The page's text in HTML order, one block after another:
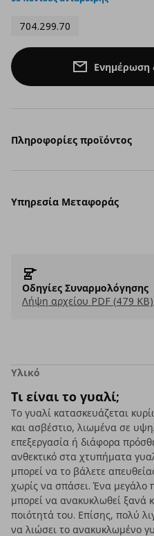
704.299.70
Ενημέρωση
Πληροφορίες προϊόντος
Υπηρεσία Μεταφοράς
Οδηγίες Συναρμολόγησης
Λήψη αρχείου PDF (479 KB)
Υλικό
Τι είναι το γυαλί;
Το γυαλί κατασκευάζεται
και ασβέστιο, λιωμένα σε
επεξεργασία ή διάφορα
ανθεκτικό στα χτυπήματα
μπορεί να το βάλετε
χωρίς να σπάσει. Ένα μεγάλο
μπορεί να ανακυκλωθεί ξανά
ποιότητά του. Επίσης, πολύ
να λιώσει το ανακυκλωμένο